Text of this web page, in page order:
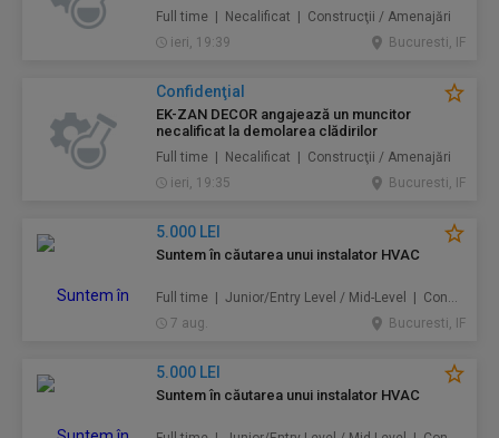
Full time | Necalificat | Construcţii / Amenajări
ieri, 19:39
Bucuresti, IF
Confidenţial
EK-ZAN DECOR angajează un muncitor
necalificat la demolarea clădirilor
Full time | Necalificat | Construcţii / Amenajări
ieri, 19:35
Bucuresti, IF
5.000 LEI
Suntem în căutarea unui instalator HVAC
Full time | Junior/Entry Level / Mid-Level | Construcţii / Amenajări
7 aug.
Bucuresti, IF
5.000 LEI
Suntem în căutarea unui instalator HVAC